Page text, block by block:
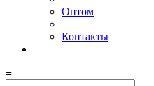
Оптом
Контакты
≡